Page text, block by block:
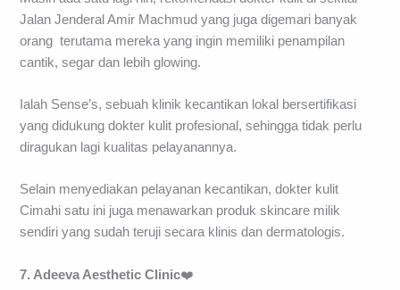
Jalan Jenderal Amir Machmud yang juga digemari banyak
orang terutama mereka yang ingin memiliki penampilan
cantik, segar dan lebih glowing.
Ialah Sense’s, sebuah klinik kecantikan lokal bersertifikasi
yang didukung dokter kulit profesional, sehingga tidak perlu
diragukan lagi kualitas pelayanannya.
Selain menyediakan pelayanan kecantikan, dokter kulit
Cimahi satu ini juga menawarkan produk skincare milik
sendiri yang sudah teruji secara klinis dan dermatologis.
7. Adeeva Aesthetic Clinic❤️